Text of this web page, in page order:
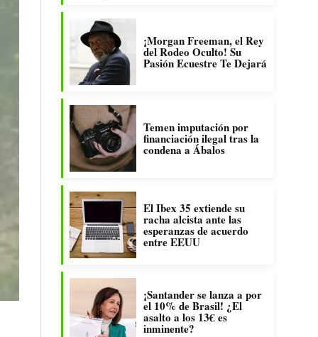
¡Morgan Freeman, el Rey
del Rodeo Oculto! Su
Pasión Ecuestre Te Dejará
Temen imputación por
financiación ilegal tras la
condena a Ábalos
El Ibex 35 extiende su
racha alcista ante las
esperanzas de acuerdo
entre EEUU
¡Santander se lanza a por
el 10% de Brasil! ¿El
asalto a los 13€ es
inminente?